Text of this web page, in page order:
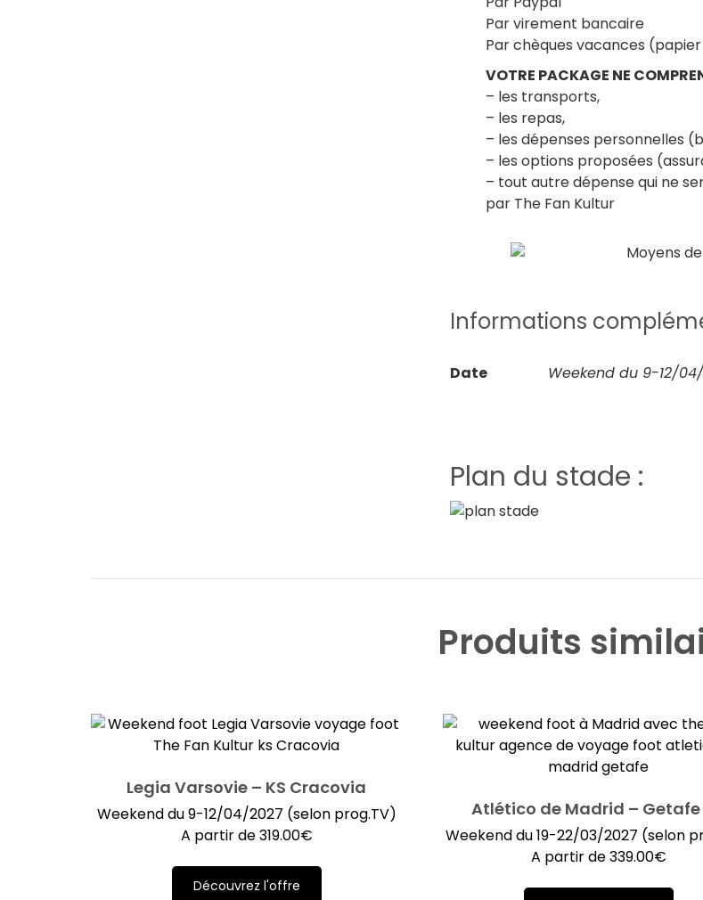
Par virement bancaire
Par chèques vacances
VOTRE PACKAGE NE
– les transports,
– les repas,
– les dépenses personnelles
– les options proposées
– tout autre dépense qui ne
par The Fan Kultur
Informations
Date Weekend du 9-12/
Plan du stade :
Produits
Legia Varsovie – KS Cracovia
Weekend du 9-12/04/2027 (selon prog.TV)
A partir de319.00€
Découvrez l'offre
Atlético de Madrid – Getafe
Weekend du 19-22/03/2027 (selon
A partir de339.00€